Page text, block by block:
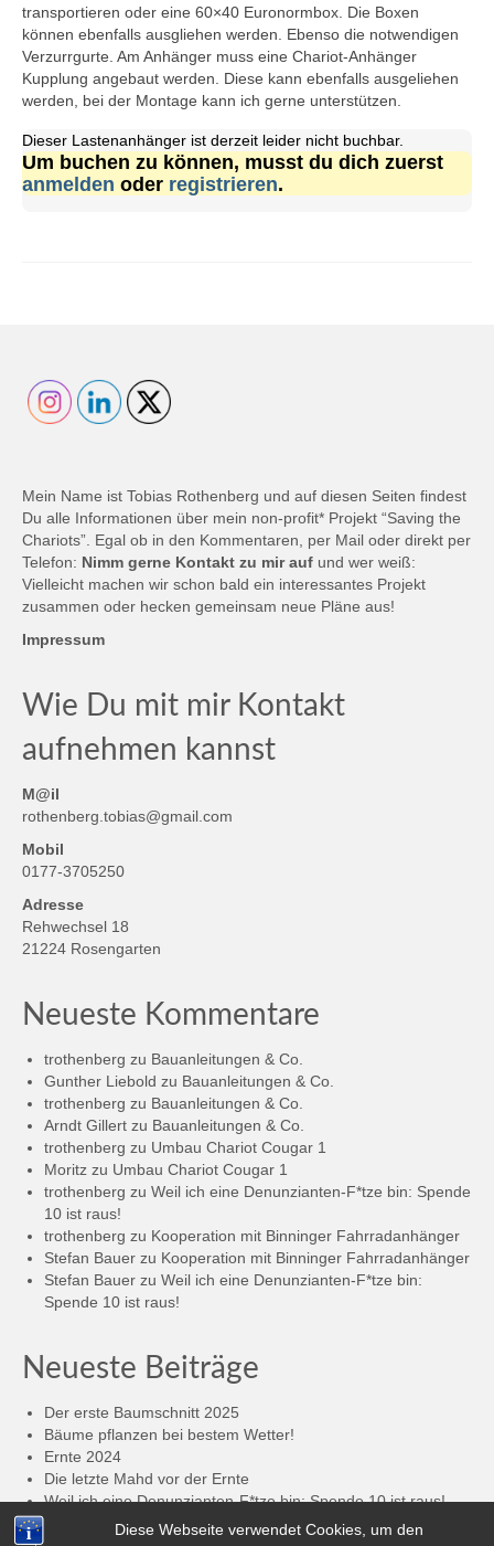
Diese Webseite verwendet Cookies, um den
transportieren oder eine 60×40 Euronormbox. Die Boxen
können ebenfalls ausgliehen werden. Ebenso die notwendigen
Verzurrgurte. Am Anhänger muss eine Chariot-Anhänger
Kupplung angebaut werden. Diese kann ebenfalls ausgeliehen
werden, bei der Montage kann ich gerne unterstützen.
Dieser Lastenanhänger ist derzeit leider nicht buchbar.
Um buchen zu können, musst du dich zuerst
anmelden oder registrieren.
Mein Name ist Tobias Rothenberg und auf diesen Seiten findest
Du alle Informationen über mein non-profit* Projekt “Saving the
Chariots”. Egal ob in den Kommentaren, per Mail oder direkt per
Telefon: Nimm gerne Kontakt zu mir auf und wer weiß:
Vielleicht machen wir schon bald ein interessantes Projekt
zusammen oder hecken gemeinsam neue Pläne aus!
Impressum
Wie Du mit mir Kontakt
aufnehmen kannst
M@il
rothenberg.tobias@gmail.com
Mobil
0177-3705250
Adresse
Rehwechsel 18
21224 Rosengarten
Neueste Kommentare
trothenberg zu Bauanleitungen & Co.
Gunther Liebold zu Bauanleitungen & Co.
trothenberg zu Bauanleitungen & Co.
Arndt Gillert zu Bauanleitungen & Co.
trothenberg zu Umbau Chariot Cougar 1
Moritz zu Umbau Chariot Cougar 1
trothenberg zu Weil ich eine Denunzianten-F*tze bin: Spende
10 ist raus!
trothenberg zu Kooperation mit Binninger Fahrradanhänger
Stefan Bauer zu Kooperation mit Binninger Fahrradanhänger
Stefan Bauer zu Weil ich eine Denunzianten-F*tze bin:
Spende 10 ist raus!
Neueste Beiträge
Der erste Baumschnitt 2025
Bäume pflanzen bei bestem Wetter!
Ernte 2024
Die letzte Mahd vor der Ernte
Weil ich eine Denunzianten-F*tze bin: Spende 10 ist raus!
Die 2.000,- € sind geknackt: Spende 8 + 9 sind raus!